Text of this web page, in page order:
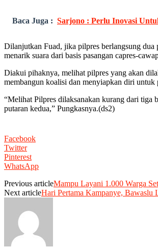
Baca Juga : Sarjono : Perlu Inovasi
Dilanjutkan Fuad, jika pilpres berlangsung dua
menarik suara dari basis pasangan capres-
Diakui pihaknya, melihat pilpres yang akan
membangun koalisi dan menyiapkan diri untuk
“Melihat Pilpres dilaksanakan kurang dari tiga
putaran kedua,” Pungkasnya.(ds2)
Facebook
Twitter
Pinterest
WhatsApp
Previous articleMampu Layani 1.000 Warga
Next articleHari Pertama Kampanye, Bawaslu